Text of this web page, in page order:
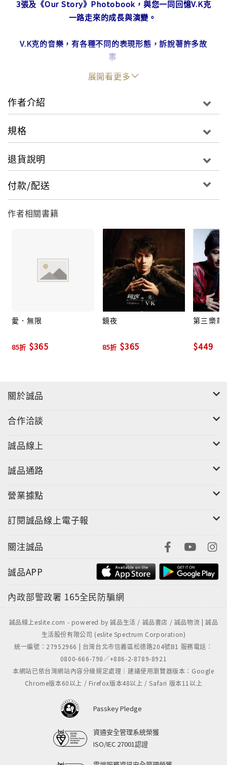
3張及《Our Story》Photobook，與您一同回憶V.K克
一路走來的成長與演變。
V.K克的音樂，有各種不同的表現形態，訴說著許多故
事
無論在何時聆聽，都能找到與生活中的情緒共鳴。
V.K克的音樂，有一股撼動人心的力量，
無論在何時聆聽，都為你最溫柔的陪伴，帶給你最堅定
《Our Story - Best of V.K》為V.K克睽違二年新歌+精
《Our Story》、《森之祭典》、《銀河旅人》、《僕
樂四重奏現場版》等10首歌曲; CD2則收錄了13首出道
至今最具代表經典曲目，包括蘭陵王片尾曲『手掌心』
原曲《花水月》，永恆經典《鏡夜》及《琴之翼》，日
本iTunes演奏音樂排行冠軍單曲《Evolution Era》，
全球熱門手機遊戲「DEEMO」人氣曲目《純白》、《逆
CD1主打歌曲《Our Story》承襲以往獨特的電子交響
流行樂風之外，溫暖的琴弦對話與豐富的和弦色彩，讓
整首歌曲聽起來更有溫度，彷彿道盡每個人心中最珍貴
的故事，細細品嘗曾經的過往。日式純愛微電波鋼琴曲
觸電心跳的感覺，再次顛覆你對鋼琴曲的想像。《森之
《銀河旅人》為V.K克最擅長的交響樂曲，濃濃的民族風
圍，磅礡的音樂展現出浩瀚的宇宙及旅人的渺小。此次
也特別 將V.K克為「無双樂團」所打造的新國樂曲風
《碧玉》重新混音並收錄於專輯中。
Era》皆為V.K克狂傲炫技的自創「克式鋼琴Rap」最佳
律動，讓人無法克制的喜歡這種狂野的鋼琴演奏方式。
球的聲音，讓大家看見地球受傷的眼淚，用音樂喚起人
們，在似幻非幻的仙境中鳴奏著屬於她們自己的歲月之
曲，彷彿可聽見在那傳說中的島嶼上所流傳的浪漫愛情
《純白》、《晨星》、《淚的聲音》等略為惆悵卻充滿
幻想空間的鋼琴曲更不容錯過。
藉此次精選專輯的發行，V.K克也重新錄製混音《鏡
夜》、《琴之翼》、《紙飛機的冒險》，將聲音的質感
of V.K》有V.K克各種不同的曲風，絕對讓你一次擁有最
精彩的V.K克！
展開看更多
作者介紹
規格
退貨說明
付款/配送
作者相關書籍
愛．無限
85折 $365
鏡夜
85折 $365
第三樂章
$449
關於誠品
合作洽談
誠品線上
誠品通路
營業據點
訂閱誠品線上電子報
關注誠品
誠品APP
內政部警政署 165全民防騙網
誠品線上eslite.com - powered by 誠品生活 / 誠品書店 / 誠品物流 | 誠品
生活股份有限公司 (eslite Spectrum Corporation)
統一編號：27952966 | 台灣台北市信義區松德路204號B1 服務電話：
0800-666-798／+886-2-8789-8921
本網站已依台灣網站內容分級規定處理｜建議使用瀏覽器版本：Google
Chrome版本60以上 / Firefox版本48以上 / Safari 版本11以上
Passkey Pledge
資通安全管理系統榮獲
ISO/IEC 27001認證